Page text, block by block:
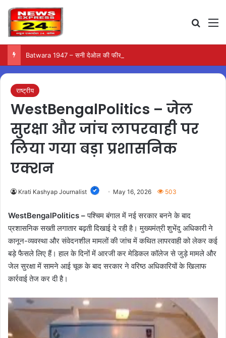
राष्ट्रीय
WestBengalPolitics – जेल
सुरक्षा और जांच लापरवाही पर
लिया गया बड़ा प्रशासनिक
एक्शन
Krati Kashyap Journalist May 16, 2026 503
WestBengalPolitics –पश्चिम बंगाल में नई सरकार बनने के बाद
प्रशासनिक सख्ती लगातार बढ़ती दिखाई दे रही है। मुख्यमंत्री शुभेंदु अधिकारी ने
कानून-व्यवस्था और संवेदनशील मामलों की जांच में कथित लापरवाही को लेकर कई
बड़े फैसले लिए हैं। हाल के दिनों में आरजी कर मेडिकल कॉलेज से जुड़े मामले और
जेल सुरक्षा में सामने आई चूक के बाद सरकार ने वरिष्ठ अधिकारियों के खिलाफ
कार्रवाई तेज कर दी है।